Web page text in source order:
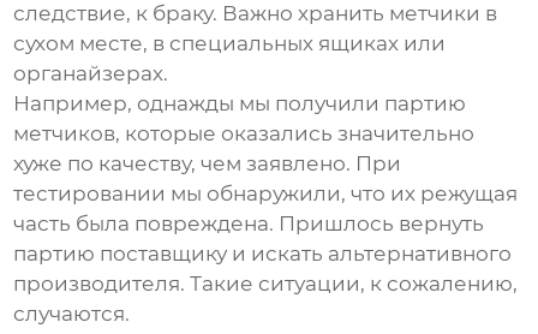
следствие, к браку. Важно хранить метчики в
сухом месте, в специальных ящиках или
органайзерах.
Например, однажды мы получили партию
метчиков, которые оказались значительно
хуже по качеству, чем заявлено. При
тестировании мы обнаружили, что их режущая
часть была повреждена. Пришлось вернуть
партию поставщику и искать альтернативного
производителя. Такие ситуации, к сожалению,
случаются.